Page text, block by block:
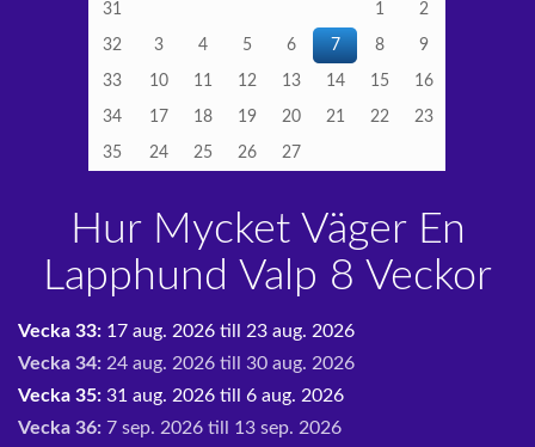
31 1 2
32 3 4 5 6 7 8 9
33 10 11 12 13 14 15 16
34 17 18 19 20 21 22 23
35 24 25 26 27
Hur Mycket Väger En
Lapphund Valp 8 Veckor
Vecka 33: 17 aug. 2026 till 23 aug. 2026
Vecka 34: 24 aug. 2026 till 30 aug. 2026
Vecka 35: 31 aug. 2026 till 6 aug. 2026
Vecka 36: 7 sep. 2026 till 13 sep. 2026